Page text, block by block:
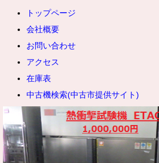
トップページ
会社概要
お問い合わせ
アクセス
在庫表
中古機検索(中古市提供サイト)